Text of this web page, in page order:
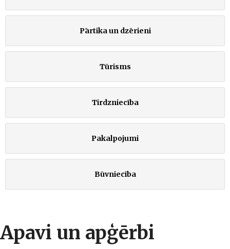
Pārtika un dzērieni
Tūrisms
Tirdzniecība
Pakalpojumi
Būvniecība
Apavi un apģērbi